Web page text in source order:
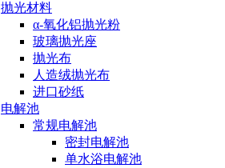
抛光材料
α-氧化铝抛光粉
玻璃抛光座
抛光布
人造绒抛光布
进口砂纸
电解池
常规电解池
密封电解池
单水浴电解池